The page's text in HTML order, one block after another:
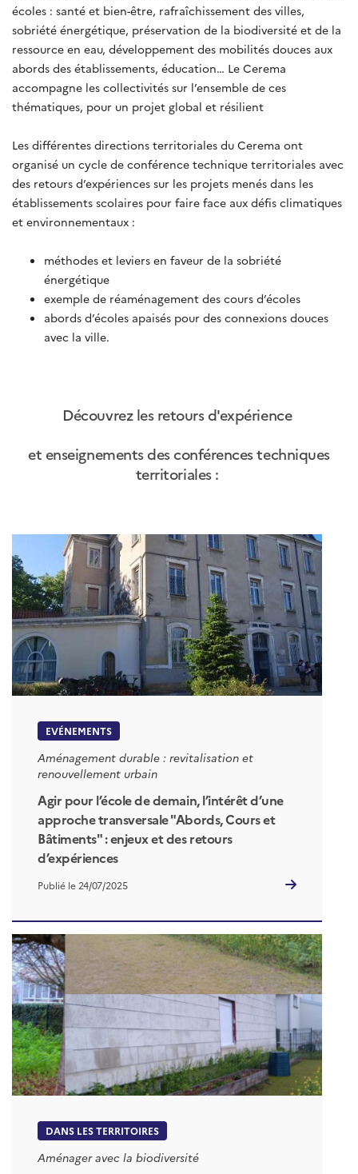
écoles : santé et bien-être, rafraîchissement des villes,
sobriété énergétique, préservation de la biodiversité et de la
ressource en eau, développement des mobilités douces aux
abords des établissements, éducation… Le Cerema
accompagne les collectivités sur l’ensemble de ces
thématiques, pour un projet global et résilient
Les différentes directions territoriales du Cerema ont
organisé un cycle de conférence technique territoriales avec
des retours d’expériences sur les projets menés dans les
établissements scolaires pour faire face aux défis climatiques
et environnementaux :
méthodes et leviers en faveur de la sobriété
énergétique
exemple de réaménagement des cours d’écoles
abords d’écoles apaisés pour des connexions douces
avec la ville.
Découvrez les retours d'expérience
et enseignements des conférences techniques
territoriales :
EVÉNEMENTS
Aménagement durable : revitalisation et
renouvellement urbain
Agir pour l’école de demain, l’intérêt d’une
approche transversale "Abords, Cours et
Bâtiments" : enjeux et des retours
d’expériences
Publié le 24/07/2025
DANS LES TERRITOIRES
Aménager avec la biodiversité